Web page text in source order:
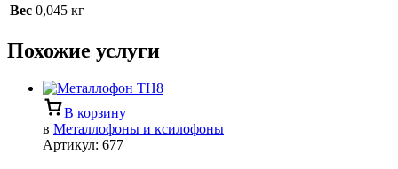
Вес 0,045 кг
Похожие услуги
В корзину
в Металлофоны и ксилофоны
Артикул: 677